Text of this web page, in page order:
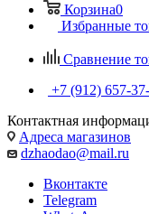
Корзина0
Избранные
Сравнение
+7 (912) 657-
Контактная
Адреса магазинов
dzhaodao@mail.ru
Вконтакте
Telegram